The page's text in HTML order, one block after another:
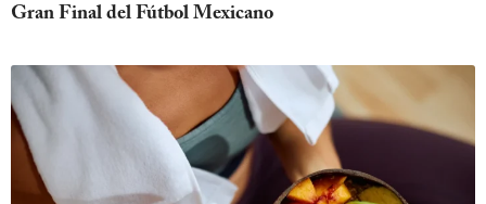
Gran Final del Fútbol Mexicano